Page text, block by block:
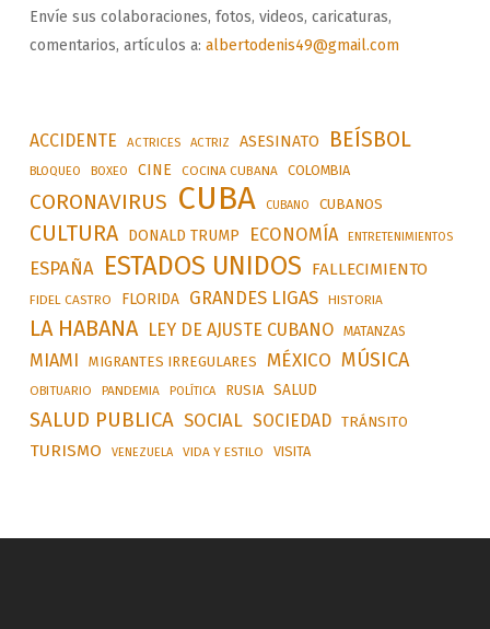
Envíe sus colaboraciones, fotos, videos, caricaturas,
comentarios, artículos a: albertodenis49@gmail.com
ACCIDENTE ACTRICES ACTRIZ ASESINATO BEÍSBOL
BLOQUEO BOXEO CINE COCINA CUBANA COLOMBIA
CORONAVIRUS CUBA CUBANO CUBANOS
CULTURA DONALD TRUMP ECONOMÍA ENTRETENIMIENTOS
ESPAÑA ESTADOS UNIDOS FALLECIMIENTO
FIDEL CASTRO FLORIDA GRANDES LIGAS HISTORIA
LA HABANA LEY DE AJUSTE CUBANO MATANZAS
MIAMI MIGRANTES IRREGULARES MÉXICO MÚSICA
OBITUARIO PANDEMIA POLÍTICA RUSIA SALUD
SALUD PUBLICA SOCIAL SOCIEDAD TRÁNSITO
TURISMO VENEZUELA VIDA Y ESTILO VISITA